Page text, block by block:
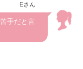
Eさん
手だと言